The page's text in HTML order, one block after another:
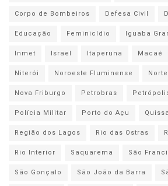
Corpo de Bombeiros
Defesa Civil
Educação
Feminicídio Iguaba
Inmet
Israel Itaperuna Macaé
Niterói
Noroeste Fluminense
Nova Friburgo
Petrobras
Polícia Militar
Porto do Açu
Região dos Lagos
Rio das Ostras
Rio Interior
Saquarema
São
São Gonçalo
São João da Barra